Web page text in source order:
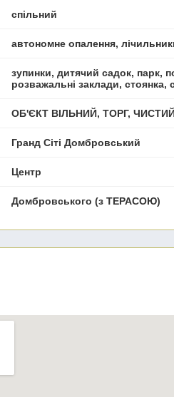
спільний
автономне опалення,
зупинки, дитячий садок, парк,
розважальні заклади, стоянка,
ОБ'ЄКТ ВІЛЬНИЙ, ТОРГ,
Гранд Сіті Домбровський
Центр
Домбровського (з ТЕРАСОЮ)